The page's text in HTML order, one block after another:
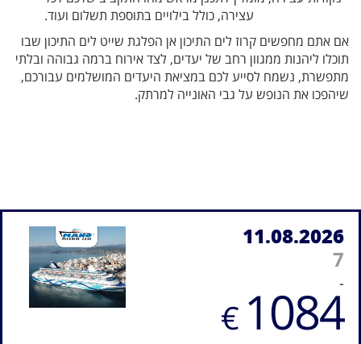
עצירה, כולל בילויים בתוספת תשלום ועוד.
אם אתם מחפשים קרוז לים התיכון אן הפלגת שייט לים התיכון שבו
תוכלו ליהנות ממגוון רחב של יעדים, לצד אירוח ברמה גבוהה ובלתי
מתפשרת, נשמח לסייע לכם במציאת היעדים המושלמים עבורכם,
שיהפכו את הנופש על גבי האונייה למרתק.
11.08.2026
7
-
€ 1084